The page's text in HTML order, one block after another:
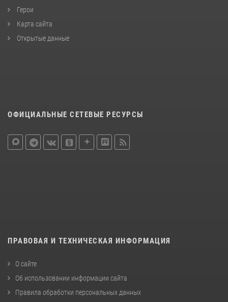
Герои
Карта сайта
Открытые данные
ОФИЦИАЛЬНЫЕ СЕТЕВЫЕ РЕСУРСЫ
ПРАВОВАЯ И ТЕХНИЧЕСКАЯ ИНФОРМАЦИЯ
О сайте
Об использовании информации сайта
Правила обработки персональных данных